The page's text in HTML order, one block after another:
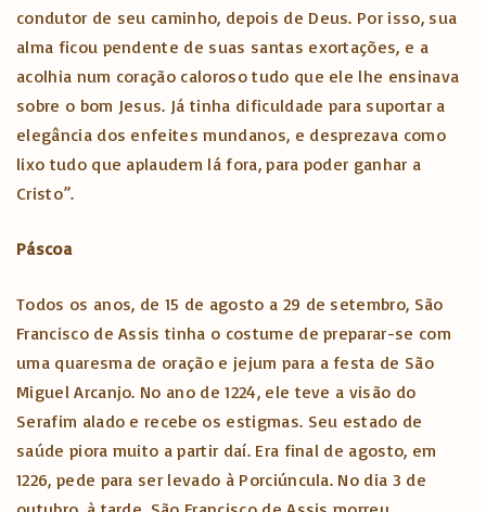
condutor de seu caminho, depois de Deus. Por isso, sua
alma ficou pendente de suas santas exortações, e a
acolhia num coração caloroso tudo que ele lhe ensinava
sobre o bom Jesus. Já tinha dificuldade para suportar a
elegância dos enfeites mundanos, e desprezava como
lixo tudo que aplaudem lá fora, para poder ganhar a
Cristo”.
Páscoa
Todos os anos, de 15 de agosto a 29 de setembro, São
Francisco de Assis tinha o costume de preparar-se com
uma quaresma de oração e jejum para a festa de São
Miguel Arcanjo. No ano de 1224, ele teve a visão do
Serafim alado e recebe os estigmas. Seu estado de
saúde piora muito a partir daí. Era final de agosto, em
1226, pede para ser levado à Porciúncula. No dia 3 de